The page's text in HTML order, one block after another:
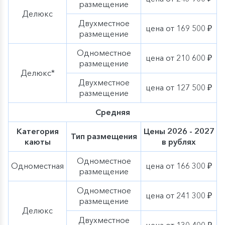
Делюкс
размещение
Двухместное
размещение
цена от 169 500 ₽
Делюкс*
Одноместное
размещение
цена от 210 600 ₽
Двухместное
размещение
цена от 127 500 ₽
Средняя
Категория
каюты
Тип размещения
Цены 2026 - 2027
в рублях
Одноместная
Одноместное
размещение
цена от 166 300 ₽
Делюкс
Одноместное
размещение
цена от 241 300 ₽
Двухместное